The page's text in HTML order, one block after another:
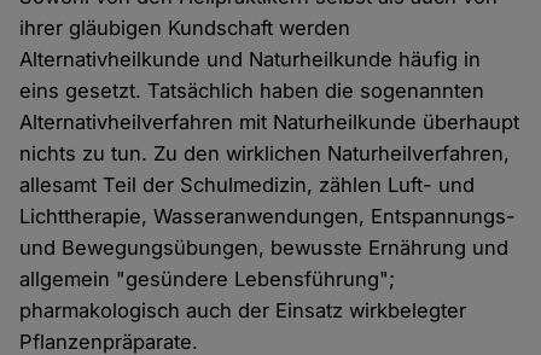
ihrer gläubigen Kundschaft werden
Alternativheilkunde und Naturheilkunde häufig in
eins gesetzt. Tatsächlich haben die sogenannten
Alternativheilverfahren mit Naturheilkunde überhaupt
nichts zu tun. Zu den wirklichen Naturheilverfahren,
allesamt Teil der Schulmedizin, zählen Luft- und
Lichttherapie, Wasseranwendungen, Entspannungs-
und Bewegungsübungen, bewusste Ernährung und
allgemein "gesündere Lebensführung";
pharmakologisch auch der Einsatz wirkbelegter
Pflanzenpräparate.